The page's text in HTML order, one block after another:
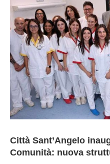
Città Sant’Angelo
Comunità: nuova